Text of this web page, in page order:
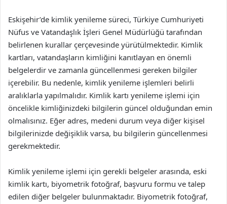
Eskişehir’de kimlik yenileme süreci, Türkiye Cumhuriyeti
Nüfus ve Vatandaşlık İşleri Genel Müdürlüğü tarafından
belirlenen kurallar çerçevesinde yürütülmektedir. Kimlik
kartları, vatandaşların kimliğini kanıtlayan en önemli
belgelerdir ve zamanla güncellenmesi gereken bilgiler
içerebilir. Bu nedenle, kimlik yenileme işlemleri belirli
aralıklarla yapılmalıdır. Kimlik kartı yenileme işlemi için
öncelikle kimliğinizdeki bilgilerin güncel olduğundan emin
olmalısınız. Eğer adres, medeni durum veya diğer kişisel
bilgilerinizde değişiklik varsa, bu bilgilerin güncellenmesi
gerekmektedir.
Kimlik yenileme işlemi için gerekli belgeler arasında, eski
kimlik kartı, biyometrik fotoğraf, başvuru formu ve talep
edilen diğer belgeler bulunmaktadır. Biyometrik fotoğraf,